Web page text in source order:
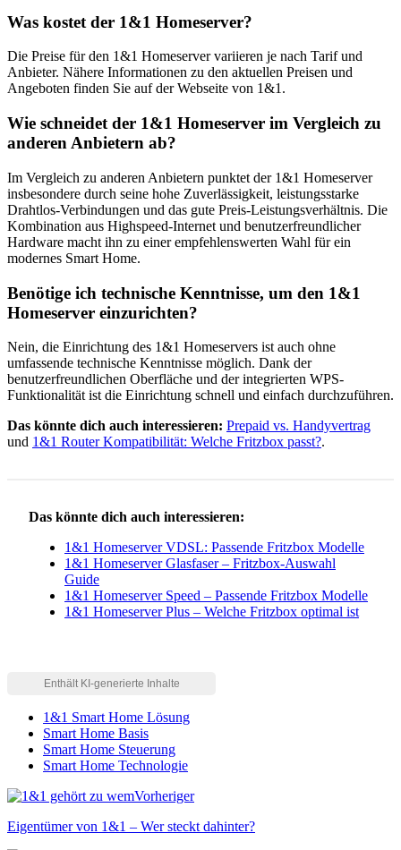
Was kostet der 1&1 Homeserver?
Die Preise für den 1&1 Homeserver variieren je nach Tarif und
Anbieter. Nähere Informationen zu den aktuellen Preisen und
Angeboten finden Sie auf der Webseite von 1&1.
Wie schneidet der 1&1 Homeserver im Vergleich zu
anderen Anbietern ab?
Im Vergleich zu anderen Anbietern punktet der 1&1 Homeserver
insbesondere durch seine hohe Zuverlässigkeit, leistungsstarke
Drahtlos-Verbindungen und das gute Preis-Leistungsverhältnis. Die
Kombination aus Highspeed-Internet und benutzerfreundlicher
Hardware macht ihn zu einer empfehlenswerten Wahl für ein
modernes Smart Home.
Benötige ich technische Kenntnisse, um den 1&1
Homeserver einzurichten?
Nein, die Einrichtung des 1&1 Homeservers ist auch ohne
umfassende technische Kenntnisse möglich. Dank der
benutzerfreundlichen Oberfläche und der integrierten WPS-
Funktionalität ist die Einrichtung schnell und einfach durchzuführen.
Das könnte dich auch interessieren: Prepaid vs. Handyvertrag
und 1&1 Router Kompatibilität: Welche Fritzbox passt?.
Das könnte dich auch interessieren:
1&1 Homeserver VDSL: Passende Fritzbox Modelle
1&1 Homeserver Glasfaser – Fritzbox-Auswahl
Guide
1&1 Homeserver Speed – Passende Fritzbox Modelle
1&1 Homeserver Plus – Welche Fritzbox optimal ist
1&1 Smart Home Lösung
Smart Home Basis
Smart Home Steuerung
Smart Home Technologie
Vorheriger
Eigentümer von 1&1 – Wer steckt dahinter?